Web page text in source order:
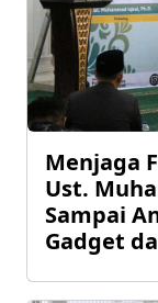
Menjaga
Ust.
Sampai
Gadget